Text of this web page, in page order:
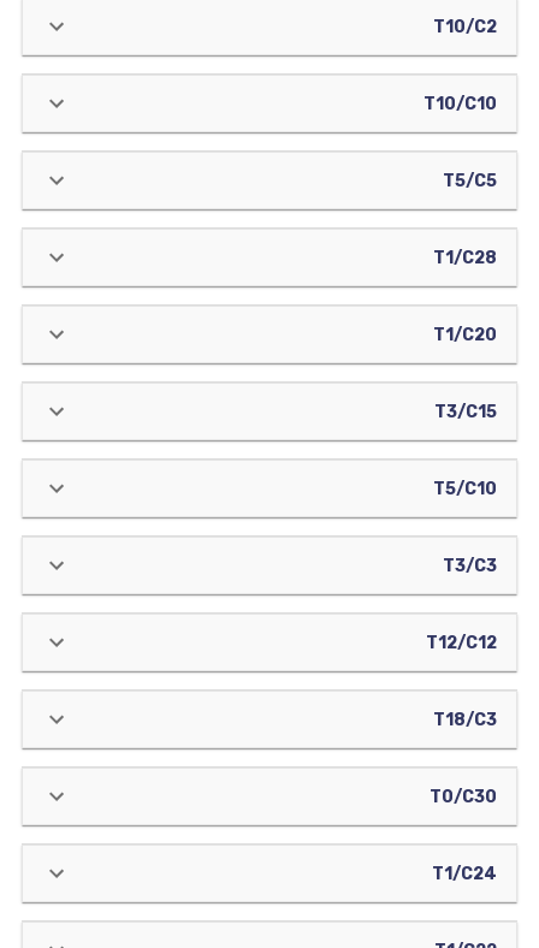
T10/C2
T10/C10
T5/C5
T1/C28
T1/C20
T3/C15
T5/C10
T3/C3
T12/C12
T18/C3
T0/C30
T1/C24